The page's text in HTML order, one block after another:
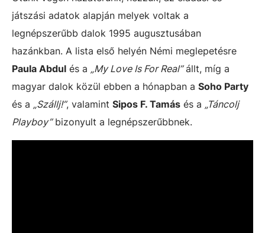
játszási adatok alapján melyek voltak a
legnépszerűbb dalok 1995 augusztusában
hazánkban. A lista első helyén Némi meglepetésre
Paula Abdul és a „My Love Is For Real”állt, míg a
magyar dalok közül ebben a hónapban a Soho Party
és a „Szállj!”, valamint Sipos F. Tamás és a „Táncolj
Playboy”bizonyult a legnépszerűbbnek.